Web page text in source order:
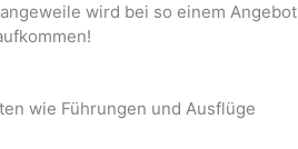
wird bei so einem Angebot
wie Führungen und Ausflüge